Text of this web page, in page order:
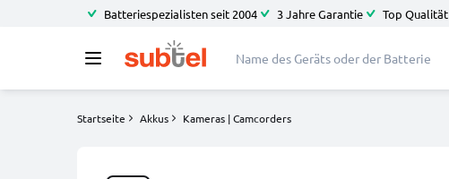
Batteriespezialisten seit 2004 3 Jahre Garantie Top Qualität
Startseite Akkus Kameras | Camcorders